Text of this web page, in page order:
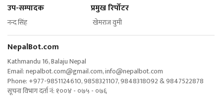
उप-सम्पादक प्रमुख रिर्पोटर
नन्द सिंह खेमराज वुमी
NepalBot.com
Kathmandu 16, Balaju Nepal
Email:nepalbot.com@gmail.com,info@nepalbot.com
Phone: +977-9851124610, 9858321107, 9848318092 & 9847522878
सूचना विभाग दर्ता नं: १००४ - ०७५ - ०७६